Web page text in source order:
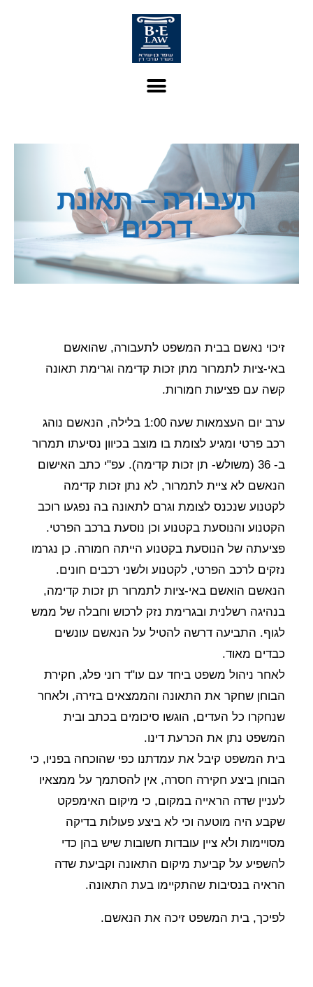
תעבורה – תאונת
דרכים
זיכוי נאשם בבית המשפט לתעבורה, שהואשם
באי-ציות לתמרור מתן זכות קדימה וגרימת תאונה
קשה עם פציעות חמורות.
ערב יום העצמאות שעה 1:00 בלילה, הנאשם נוהג
רכב פרטי ומגיע לצומת בו מוצב בכיוון נסיעתו תמרור
ב- 36 (משולש- תן זכות קדימה). עפ"י כתב האישום
הנאשם לא ציית לתמרור, לא נתן זכות קדימה
לקטנוע שנכנס לצומת וגרם לתאונה בה נפגעו רוכב
הקטנוע והנוסעת בקטנוע וכן נוסעת ברכב הפרטי.
פציעתה של הנוסעת בקטנוע הייתה חמורה. כן נגרמו
נזקים לרכב הפרטי, לקטנוע ולשני רכבים חונים.
הנאשם הואשם באי-ציות לתמרור תן זכות קדימה,
בנהיגה רשלנית ובגרימת נזק לרכוש וחבלה של ממש
לגוף. התביעה דרשה להטיל על הנאשם עונשים
כבדים מאוד.
לאחר ניהול משפט ביחד עם עו"ד רוני פלג, חקירת
הבוחן שחקר את התאונה והממצאים בזירה, ולאחר
שנחקרו כל העדים, הוגשו סיכומים בכתב ובית
המשפט נתן את הכרעת דינו.
בית המשפט קיבל את עמדתנו כפי שהוכחה בפניו, כי
הבוחן ביצע חקירה חסרה, אין להסתמך על ממצאיו
לעניין שדה הראייה במקום, כי מיקום האימפקט
שקבע היה מוטעה וכי לא ביצע פעולות בדיקה
מסויימות ולא ציין עובדות חשובות שיש בהן כדי
להשפיע על קביעת מיקום התאונה וקביעת שדה
הראיה בנסיבות שהתקיימו בעת התאונה.
לפיכך, בית המשפט זיכה את הנאשם.